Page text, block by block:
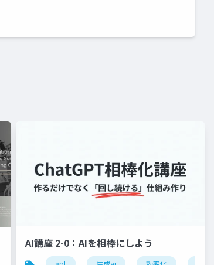
AI講座 2-0：AIを相棒にしよう